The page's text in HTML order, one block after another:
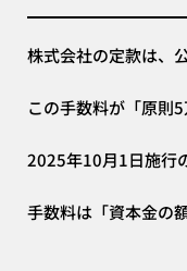
株式会社の定款は、
この手数料が「原則
2025年10月1日施行
手数料は「資本金の